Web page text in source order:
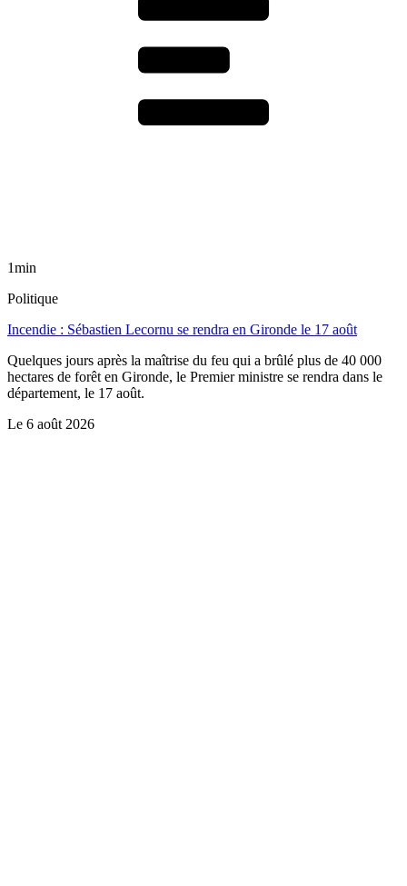
1min
Politique
Incendie : Sébastien Lecornu se rendra en Gironde le 17 août
Quelques jours après la maîtrise du feu qui a brûlé plus de 40 000
hectares de forêt en Gironde, le Premier ministre se rendra dans le
département, le 17 août.
Le 6 août 2026